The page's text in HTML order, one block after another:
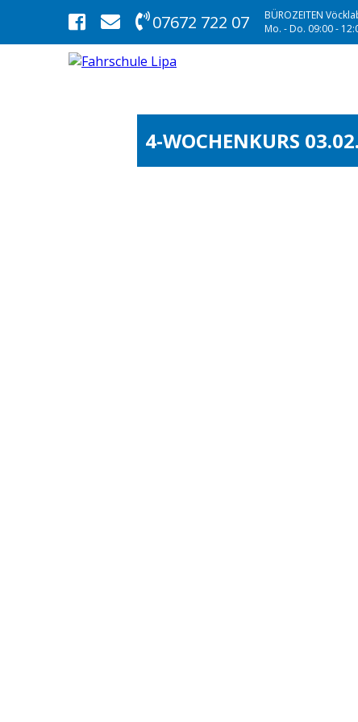
07672 722 07
BÜROZEITEN
Mo. - Do. 09:00 -
4-WOCHENKURS 03.02.